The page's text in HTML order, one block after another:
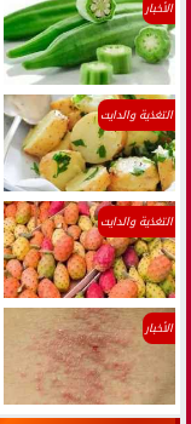
الأخبار
التغذية والدايت
التغذية والدايت
الأخبار